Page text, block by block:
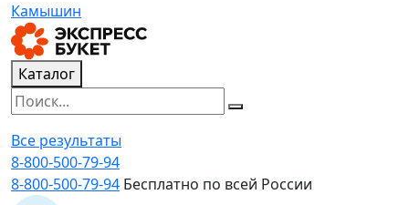
Камышин
Каталог
Все результаты
8-800-500-79-94
8-800-500-79-94 Бесплатно по всей России